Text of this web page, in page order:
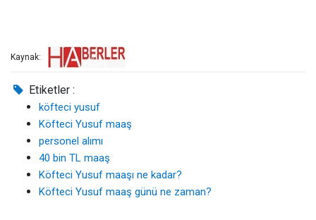
Kaynak:
Etiketler :
köfteci yusuf
Köfteci Yusuf maaş
personel alımı
40 bin TL maaş
Köfteci Yusuf maaşı ne kadar?
Köfteci Yusuf maaş günü ne zaman?